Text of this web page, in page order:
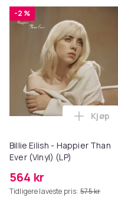
-2 %
Billie Eilish - Happier Than
Ever (Vinyl) (LP)
564 kr
Tidligere laveste pris: 575 kr
Legg
Kjøp